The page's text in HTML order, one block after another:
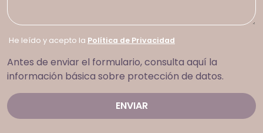
He leído y acepto la Política de Privacidad
Antes de enviar el formulario, consulta aquí la
información básica sobre protección de datos.